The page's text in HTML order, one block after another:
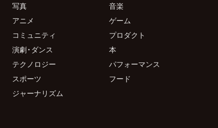
写真
音楽
アニメ
ゲーム
コミュニティ
プロダクト
演劇・ダンス
本
テクノロジー
パフォーマンス
スポーツ
フード
ジャーナリズム